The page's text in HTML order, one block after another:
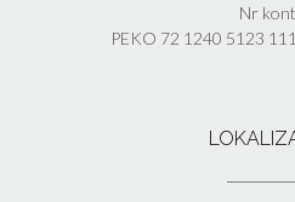
Nr
PEKO 72 1240 5123